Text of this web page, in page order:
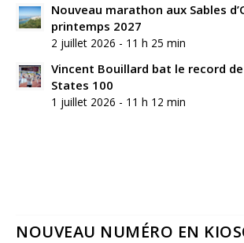
Nouveau marathon aux Sables
printemps 2027
2 juillet 2026 - 11 h 25 min
Vincent Bouillard bat le record
States 100
1 juillet 2026 - 11 h 12 min
NOUVEAU NUMÉRO EN